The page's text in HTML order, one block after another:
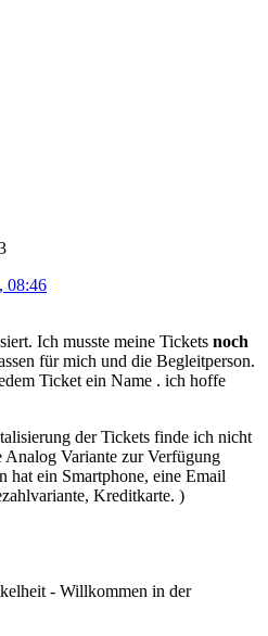
08:46
Ich musste meine Tickets noch
für mich und die Begleitperson.
Ticket ein Name . ich hoffe
der Tickets finde ich nicht
Analog Variante zur Verfügung
hat ein Smartphone, eine Email
Kreditkarte. )
- Willkommen in der